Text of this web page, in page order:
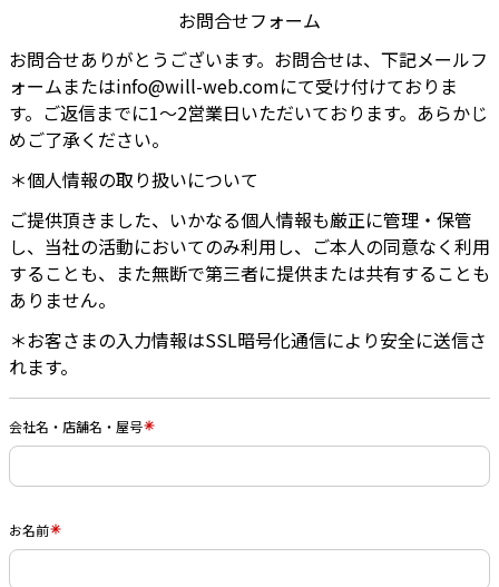
お問合せフォーム
お問合せありがとうございます。お問合せは、下記メールフ
ォームまたはinfo@will-web.comにて受け付けておりま
す。 ご返信までに1〜2営業日いただいております。 あらかじ
めご了承ください。
＊個⼈情報の取り扱いについて
ご提供頂きました、いかなる個人情報も厳正に管理・保管
し、当社の活動においてのみ利用し、ご本人の同意なく利用
することも、また無断で第三者に提供または共有することも
ありません。
＊お客さまの入力情報はSSL暗号化通信により安全に送信さ
れます。
会社名・店舗名・屋号
お名前